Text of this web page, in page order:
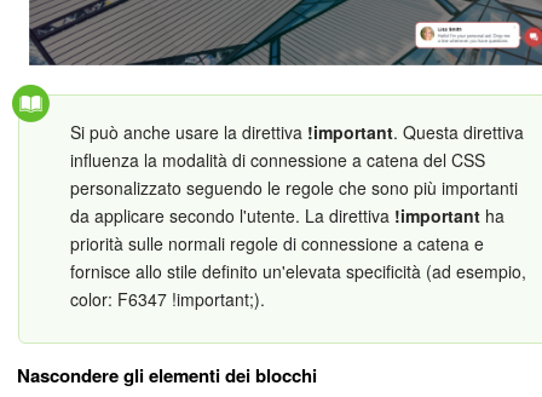
Si può anche usare la direttiva !important. Questa direttiva
influenza la modalità di connessione a catena del CSS
personalizzato seguendo le regole che sono più importanti
da applicare secondo l'utente. La direttiva !important ha
priorità sulle normali regole di connessione a catena e
fornisce allo stile definito un'elevata specificità (ad esempio,
color: F6347 !important;).
Nascondere gli elementi dei blocchi